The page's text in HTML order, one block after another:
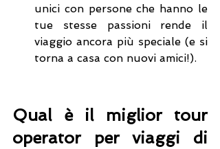
unici con persone che hanno le
tue stesse passioni rende il
viaggio ancora più speciale (e si
torna a casa con nuovi amici!).
Qual è il miglior tour
operator per viaggi di